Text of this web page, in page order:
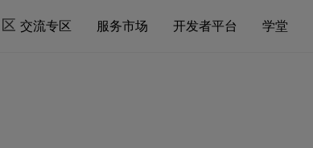
交流专区 服务市场 开发者平台 学堂